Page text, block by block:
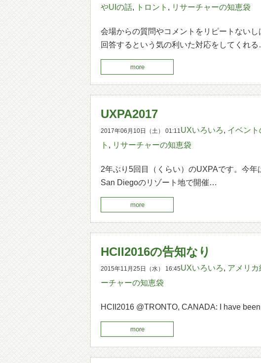
やUIの話, トロント , リサーチャーの知恵袋
会場からの質問やコメントをリピートない
回答するという気の利いた対応をしてくれ
more
UXPA2017
2017年06月10日（土） 01:11UXいろいろ, イベント
ト , リサーチャーの知恵袋
2年ぶり5回目（くらい）のUXPAです。今年
San Diegoのリゾート地で開催…
more
HCII2016の告知なり
2015年11月25日（水） 16:45UXいろいろ, アメリカ
ーチャーの知恵袋
HCII2016 @TRONTO, CANADA: I have
more